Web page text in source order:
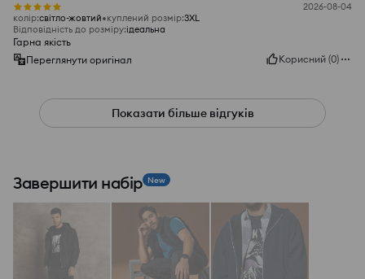
2026-08-04
колір:світло-жовтий куплений розмір:3XL
Відповідність до розміру:ідеальна
Гарна якість
Переглянути оригінал
Корисний (0)
Показати більше відгуків
Завершити набір New